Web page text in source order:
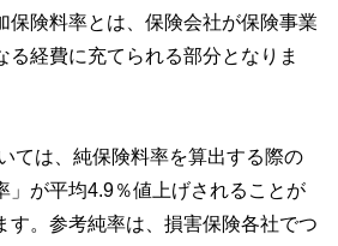
保険料率とは、保険会社が保険事業
る経費に充てられる部分となりま
ては、純保険料率を算出する際の
」が平均4.9％値上げされることが
す。参考純率は、損害保険各社でつ